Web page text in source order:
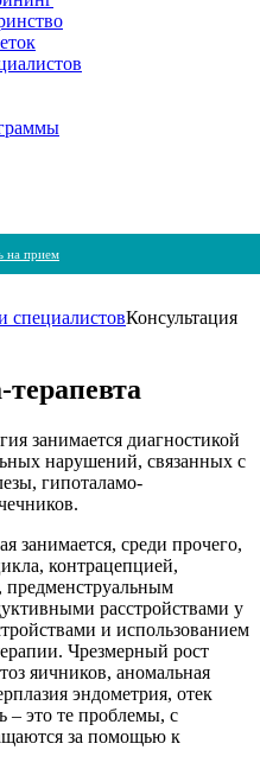
на прием
специалистовКонсультация
занимается диагностикой
нарушений, связанных с
гипоталамо-
занимается, среди прочего,
контрацепцией,
предменструальным
расстройствами у
и использованием
Чрезмерный рост
яичников, аномальная
эндометрия, отек
– это те проблемы, с
за помощью к